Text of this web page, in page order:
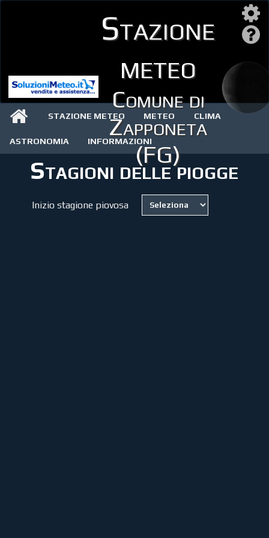
Stazione
meteo
Comune di
Zapponeta
(FG)
STAZIONE METEO METEO CLIMA
ASTRONOMIA INFORMAZIONI
Stagioni delle piogge
Inizio stagione piovosa